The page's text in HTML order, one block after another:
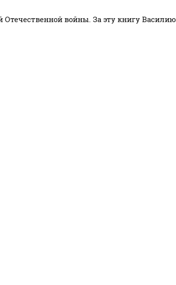
войны. За эту книгу Василию